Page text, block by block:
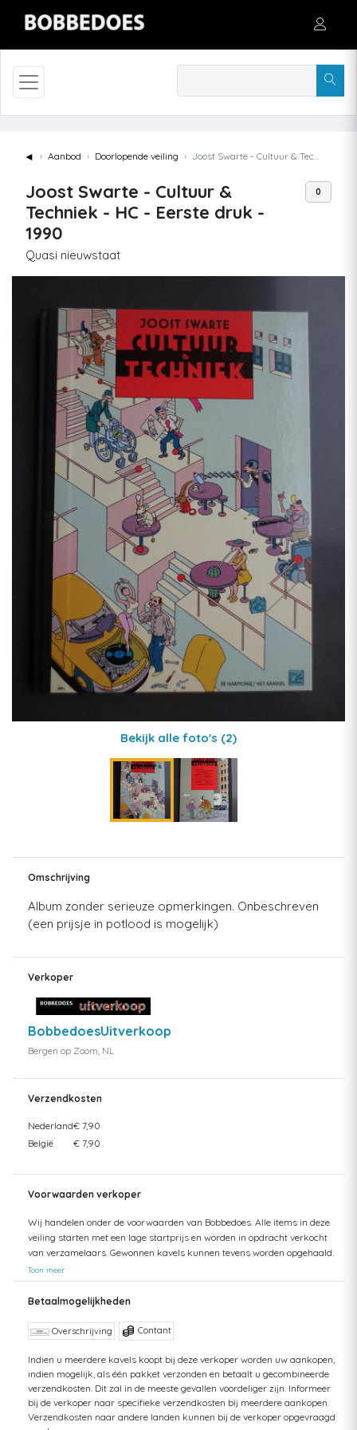
◄ Aanbod Doorlopende veiling Joost Swarte - Cultuur & Techniek - HC - Eerste druk - 1990
Joost Swarte - Cultuur &
Techniek - HC - Eerste druk -
1990
Quasi nieuwstaat
0
Bekijk alle foto's (2)
Omschrijving
Album zonder serieuze opmerkingen. Onbeschreven
(een prijsje in potlood is mogelijk)
Verkoper
BobbedoesUitverkoop
Bergen op Zoom, NL
Verzendkosten
Nederland€ 7,90
België
€ 7,90
Voorwaarden verkoper
Wij handelen onder de voorwaarden van Bobbedoes. Alle items in deze
veiling starten met een lage startprijs en worden in opdracht verkocht
van verzamelaars. Gewonnen kavels kunnen tevens worden opgehaald.
Uw aankopen worden gecombineerd verzonden om hoge verzendkosten
te kunnen beperken. Zendingen worden gedaan vanuit zowel België als
Nederland. Bij verzending van bedragen hoger dan €75 wordt een
hoger uitvallen dan het getoonde tarief aangezien de uiteindelijke
verkoopprijs niet altijd bekend is. Bij een aangetekende zending bent u
verzekerd tegen schade of verlies van uw zending. Bij een standaard
zending kan ik geen terugbetaling doen van uw aankoop bij verlies of
schade. Voor vragen hierover kunt u altijd contact opnemen. Aankopen
worden, zonder afspraak, maximaal 1 jaar bewaard. Daarna kunt u
geen aanspraak maken op uw betaling en op uw bewaarde aankopen,
Toon meer
Betaalmogelijkheden
Overschrijving Contant
Indien u meerdere kavels koopt bij deze verkoper worden uw aankopen,
indien mogelijk, als één pakket verzonden en betaalt u gecombineerde
verzendkosten. Dit zal in de meeste gevallen voordeliger zijn. Informeer
bij de verkoper naar specifieke verzendkosten bij meerdere aankopen.
Verzendkosten naar andere landen kunnen bij de verkoper opgevraagd